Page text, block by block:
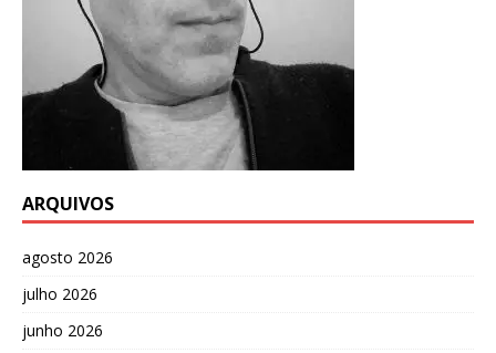
ARQUIVOS
agosto 2026
julho 2026
junho 2026